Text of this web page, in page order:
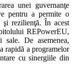
unei guvernanţe
pentru a permite o
şi rezilienţă. În acest
REPowerEU,
De asemenea,
rapidă a programelor
cu sinergiile din